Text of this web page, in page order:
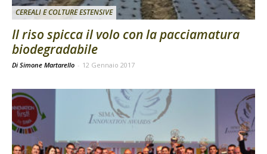
CEREALI E COLTURE ESTENSIVE
Il riso spicca il volo con la pacciamatura
biodegradabile
Di Simone Martarello - 12 Gennaio 2017